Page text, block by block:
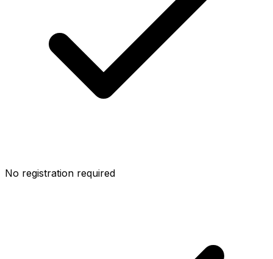
No registration required